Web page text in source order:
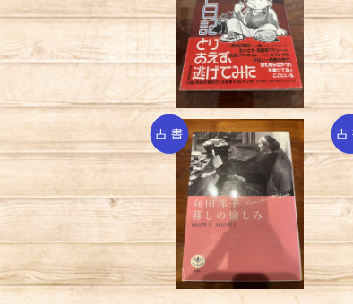
逃亡日記/吾妻ひでお
¥660
向田邦子 暮しの愉し
み／向田邦子 向田和
子
¥550